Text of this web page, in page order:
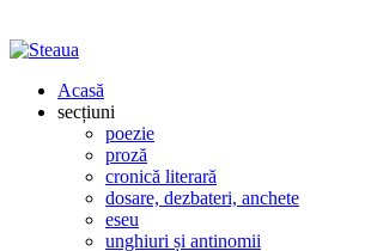
Acasă
secțiuni
poezie
proză
cronică literară
dosare, dezbateri, anchete
eseu
unghiuri și antinomii